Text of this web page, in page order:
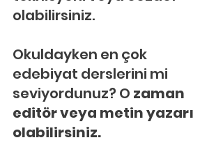
olabilirsiniz.
Okuldayken en çok
edebiyat derslerini mi
seviyordunuz? O zaman
editör veya metin yazarı
olabilirsiniz.